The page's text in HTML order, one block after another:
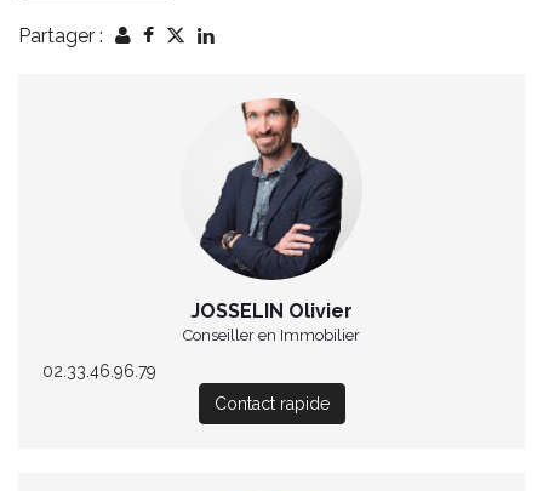
Partager :
JOSSELIN Olivier
Conseiller en Immobilier
02.33.46.96.79
Contact rapide